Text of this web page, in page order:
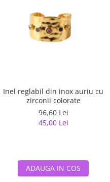
Inel reglabil din inox auriu cu
zirconii colorate
96,60 Lei
45,00 Lei
ADAUGA IN COS